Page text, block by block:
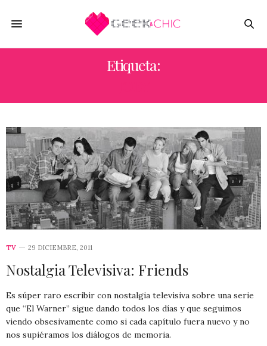
Etiqueta:
TV 29 DICIEMBRE, 2011
Nostalgia Televisiva: Friends
Es súper raro escribir con nostalgia televisiva sobre una serie
que “El Warner” sigue dando todos los días y que seguimos
viendo obsesivamente como si cada capítulo fuera nuevo y no
nos supiéramos los diálogos de memoria.